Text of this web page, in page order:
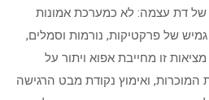
דת עצמה: לא כמערכת אמונות
של פרקטיקות, נורמות וסמלים,
זו מחייבת אפוא ויתור על
המוכרות, ואימוץ נקודת מבט הרגישה